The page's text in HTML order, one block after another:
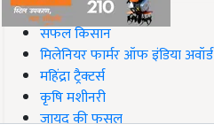
#Top on Krishi Jagran
सफल किसान
मिलेनियर फार्मर ऑफ इंडिया अवॉर्ड
महिंद्रा ट्रैक्टर्स
कृषि मशीनरी
जायद की फसल